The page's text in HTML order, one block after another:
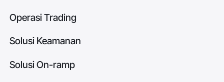
Operasi Trading
Solusi Keamanan
Solusi On-ramp